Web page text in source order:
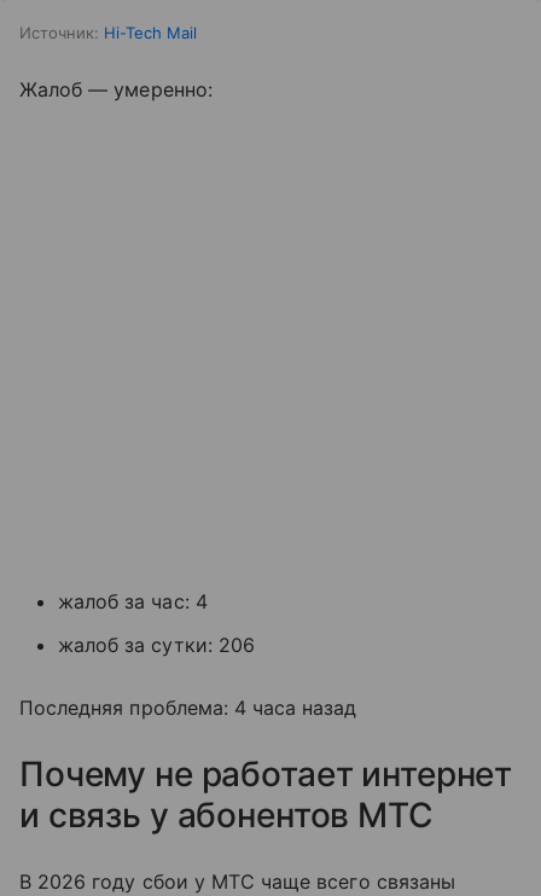
Источник: Hi-Tech Mail
Жалоб — умеренно:
жалоб за час: 4
жалоб за сутки: 206
Последняя проблема: 4 часа назад
Почему не работает интернет
и связь у абонентов МТС
В 2026 году сбои у МТС чаще всего связаны